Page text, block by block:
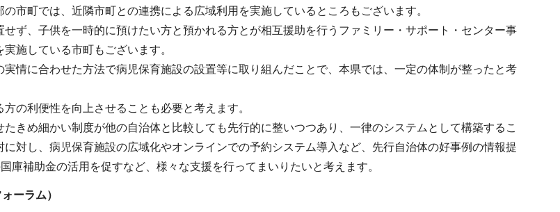
市町では、近隣市町との連携による広域利用を実施しているところもございます。
せず、子供を一時的に預けたい方と預かれる方とが相互援助を行うファミリー・サポート・センター事
施している市町もございます。
実情に合わせた方法で病児保育施設の設置等に取り組んだことで、本県では、一定の体制が整ったと考
の利便性を向上させることも必要と考えます。
きめ細かい制度が他の自治体と比較しても先行的に整いつつあり、一律のシステムとして構築するこ
に対し、病児保育施設の広域化やオンラインでの予約システム導入など、先行自治体の好事例の情報提
庫補助金の活用を促すなど、様々な支援を行ってまいりたいと考えます。
ーラム）